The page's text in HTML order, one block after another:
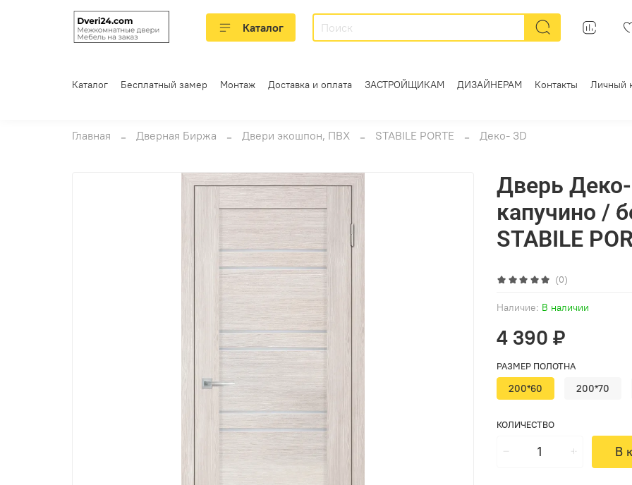
Каталог
Каталог Бесплатный замер Монтаж Доставка и оплата ЗАСТРОЙЩИКАМ ДИЗАЙНЕРАМ Контакты Личный
Главная Дверная Биржа Двери экошпон, ПВХ STABILE PORTE Деко- 3D
(0)
Наличие: В наличии
Дверь
капучино /
STABILE
4 390 ₽
КОЛИЧЕСТВО
В
РАЗМЕР ПОЛОТНА
200*60 200*70